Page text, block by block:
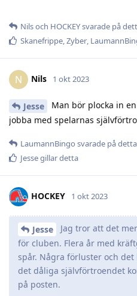
Nilsoch HOCKEYsvarade på
Skanefrippe,Zyber,
N Nils 1 okt 2023
Jesse
Man bör plocka in
jobba med spelarnas
LaumannBingo svarade på
Jessegillar detta
HOCKEY 1 okt 2023
Jesse
Jag tror att det
för cluben. Flera år med
spår. Några förluster och
det dåliga självförtroendet
på posten.